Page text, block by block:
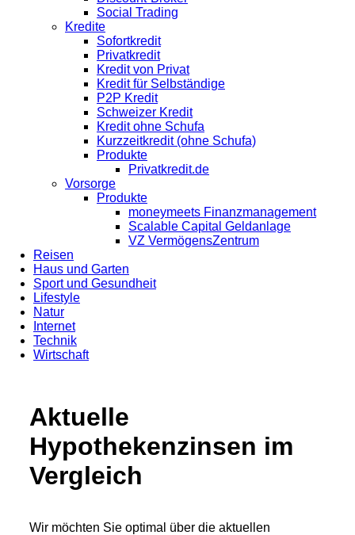
Social Trading
Kredite
Sofortkredit
Privatkredit
Kredit von Privat
Kredit für Selbständige
P2P Kredit
Schweizer Kredit
Kredit ohne Schufa
Kurzzeitkredit (ohne Schufa)
Produkte
Privatkredit.de
Vorsorge
Produkte
moneymeets Finanzmanagement
Scalable Capital Geldanlage
VZ VermögensZentrum
Reisen
Haus und Garten
Sport und Gesundheit
Lifestyle
Natur
Internet
Technik
Wirtschaft
Aktuelle
Hypothekenzinsen im
Vergleich
Wir möchten Sie optimal über die aktuellen